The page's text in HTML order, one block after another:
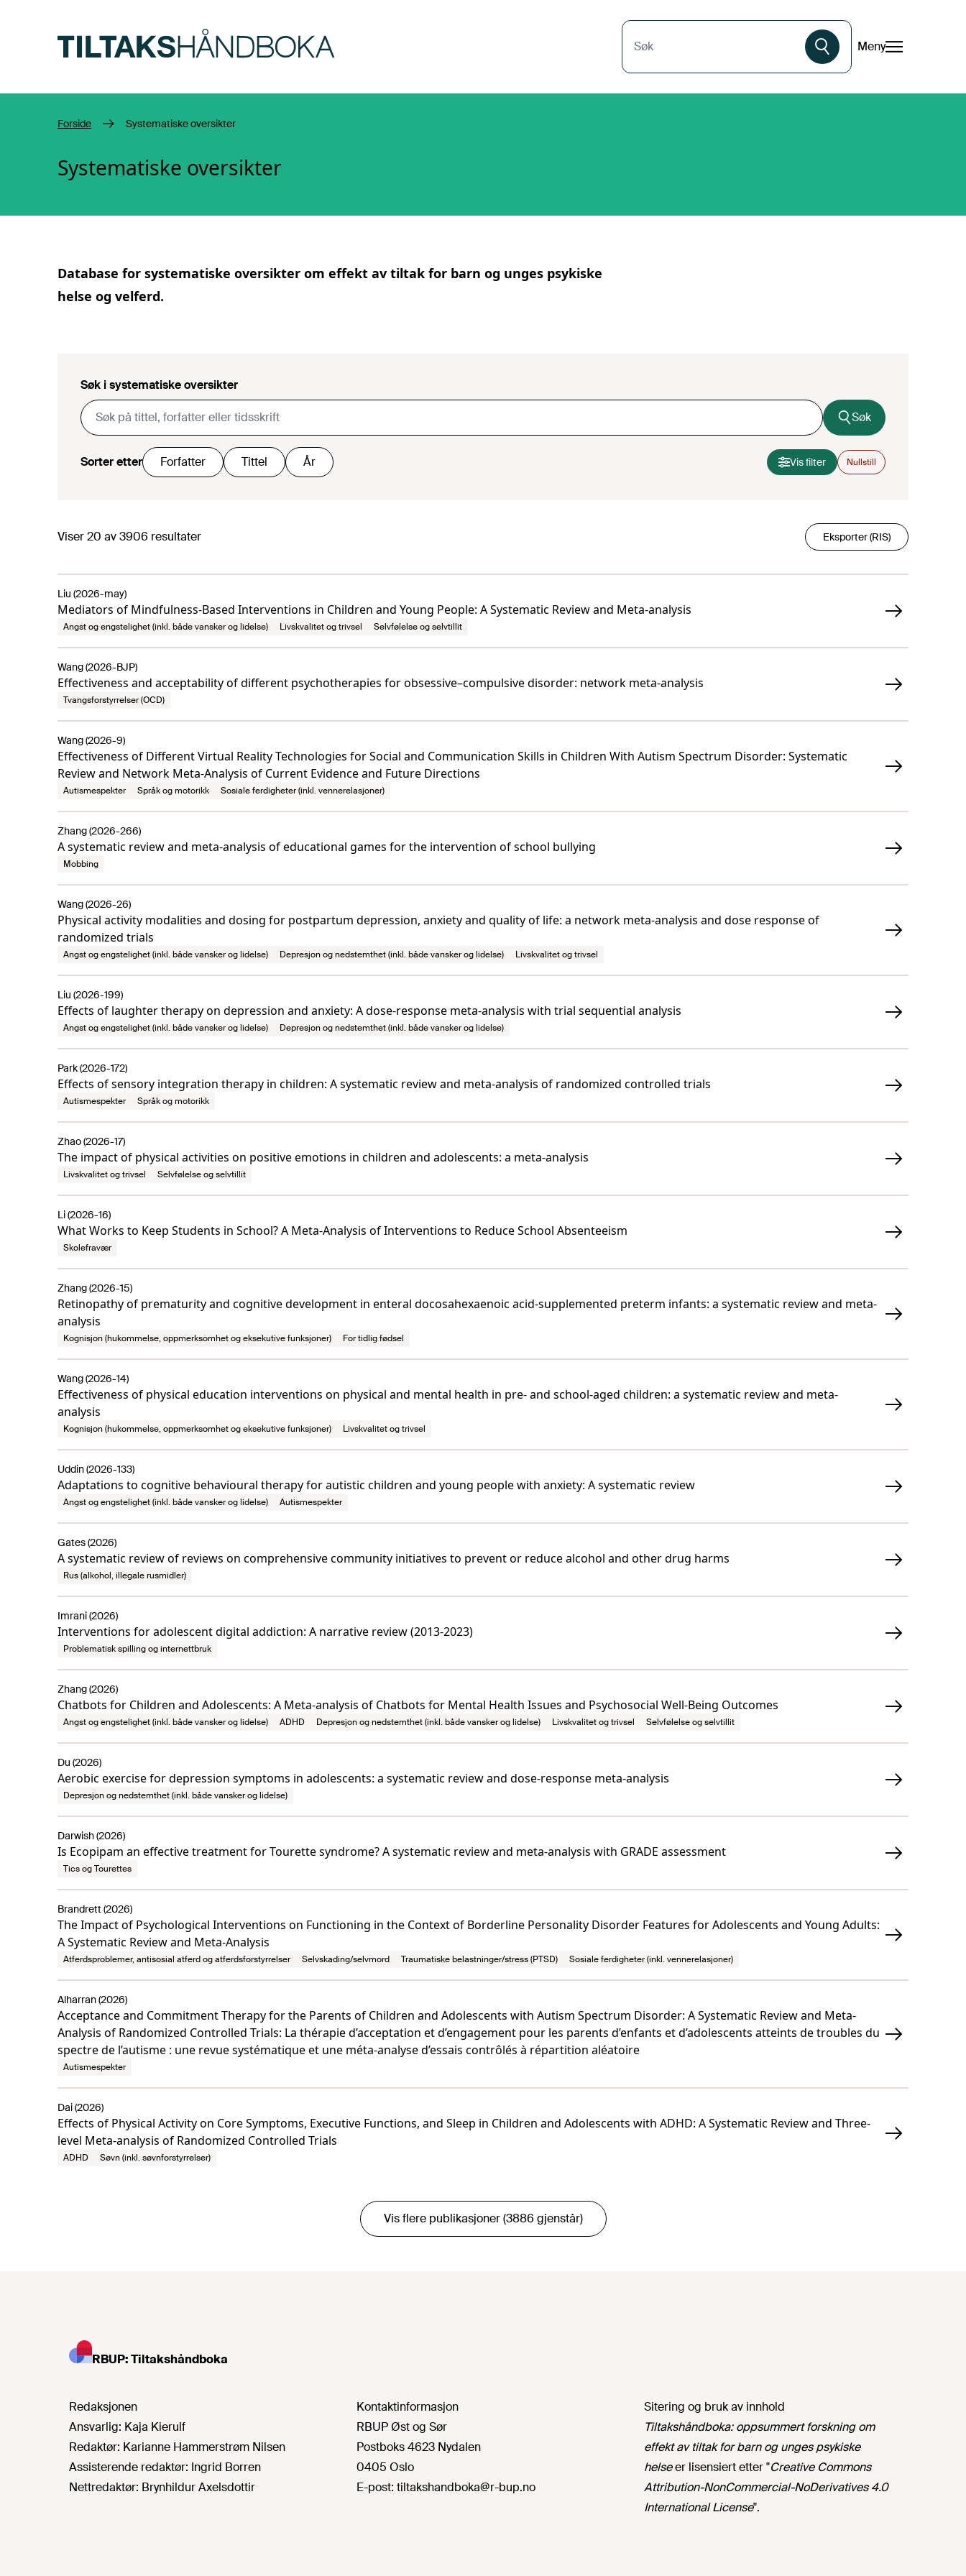
Søk Meny
Forside Systematiske oversikter
Systematiske oversikter
Database for systematiske oversikter om effekt av tiltak for barn og unges psykiske
helse og velferd.
Søk i systematiske oversikter
Søk
Sorter etter Forfatter Tittel År Vis filter Nullstill
Viser20 av3906 resultater Eksporter (RIS)
Mediators of Mindfulness-Based Interventions in Children and Young People: A Systematic Review and Meta-analysis
Liu (2026-may)
Angst og engstelighet (inkl. både vansker og lidelse) Livskvalitet og trivsel Selvfølelse og selvtillit
Effectiveness and acceptability of different psychotherapies for obsessive–compulsive disorder: network meta-analysis
Wang (2026-BJP)
Tvangsforstyrrelser (OCD)
Effectiveness of Different Virtual Reality Technologies for Social and Communication Skills in Children With Autism Spectrum Disorder: Systematic
Review and Network Meta-Analysis of Current Evidence and Future Directions
Wang (2026-9)
Autismespekter Språk og motorikk Sosiale ferdigheter (inkl. vennerelasjoner)
A systematic review and meta-analysis of educational games for the intervention of school bullying
Zhang (2026-266)
Mobbing
Physical activity modalities and dosing for postpartum depression, anxiety and quality of life: a network meta-analysis and dose response of
randomized trials
Wang (2026-26)
Angst og engstelighet (inkl. både vansker og lidelse) Depresjon og nedstemthet (inkl. både vansker og lidelse) Livskvalitet og trivsel
Effects of laughter therapy on depression and anxiety: A dose-response meta-analysis with trial sequential analysis
Liu (2026-199)
Angst og engstelighet (inkl. både vansker og lidelse) Depresjon og nedstemthet (inkl. både vansker og lidelse)
Effects of sensory integration therapy in children: A systematic review and meta-analysis of randomized controlled trials
Park (2026-172)
Autismespekter Språk og motorikk
The impact of physical activities on positive emotions in children and adolescents: a meta-analysis
Zhao (2026-17)
Livskvalitet og trivsel Selvfølelse og selvtillit
What Works to Keep Students in School? A Meta-Analysis of Interventions to Reduce School Absenteeism
Li (2026-16)
Skolefravær
Retinopathy of prematurity and cognitive development in enteral docosahexaenoic acid-supplemented preterm infants: a systematic review and meta-
analysis
Zhang (2026-15)
Kognisjon (hukommelse, oppmerksomhet og eksekutive funksjoner) For tidlig fødsel
Effectiveness of physical education interventions on physical and mental health in pre- and school-aged children: a systematic review and meta-
analysis
Wang (2026-14)
Kognisjon (hukommelse, oppmerksomhet og eksekutive funksjoner) Livskvalitet og trivsel
Adaptations to cognitive behavioural therapy for autistic children and young people with anxiety: A systematic review
Uddin (2026-133)
Angst og engstelighet (inkl. både vansker og lidelse) Autismespekter
A systematic review of reviews on comprehensive community initiatives to prevent or reduce alcohol and other drug harms
Gates (2026)
Rus (alkohol, illegale rusmidler)
Interventions for adolescent digital addiction: A narrative review (2013-2023)
Imrani (2026)
Problematisk spilling og internettbruk
Chatbots for Children and Adolescents: A Meta-analysis of Chatbots for Mental Health Issues and Psychosocial Well-Being Outcomes
Zhang (2026)
Angst og engstelighet (inkl. både vansker og lidelse) ADHD Depresjon og nedstemthet (inkl. både vansker og lidelse) Livskvalitet og trivsel Selvfølelse og selvtillit
Aerobic exercise for depression symptoms in adolescents: a systematic review and dose-response meta-analysis
Du (2026)
Depresjon og nedstemthet (inkl. både vansker og lidelse)
Is Ecopipam an effective treatment for Tourette syndrome? A systematic review and meta-analysis with GRADE assessment
Darwish (2026)
Tics og Tourettes
The Impact of Psychological Interventions on Functioning in the Context of Borderline Personality Disorder Features for Adolescents and Young Adults:
A Systematic Review and Meta-Analysis
Brandrett (2026)
Atferdsproblemer, antisosial atferd og atferdsforstyrrelser Selvskading/selvmord Traumatiske belastninger/stress (PTSD) Sosiale ferdigheter (inkl. vennerelasjoner)
Acceptance and Commitment Therapy for the Parents of Children and Adolescents with Autism Spectrum Disorder: A Systematic Review and Meta-
Analysis of Randomized Controlled Trials: La thérapie d’acceptation et d’engagement pour les parents d’enfants et d’adolescents atteints de troubles du
spectre de l’autisme : une revue systématique et une méta-analyse d’essais contrôlés à répartition aléatoire
Alharran (2026)
Autismespekter
Effects of Physical Activity on Core Symptoms, Executive Functions, and Sleep in Children and Adolescents with ADHD: A Systematic Review and Three-
level Meta-analysis of Randomized Controlled Trials
Dai (2026)
ADHD Søvn (inkl. søvnforstyrrelser)
Vis flere publikasjoner (3886 gjenstår)
RBUP: Tiltakshåndboka
Redaksjonen
Ansvarlig: Kaja Kierulf
Redaktør: Karianne Hammerstrøm Nilsen
Assisterende redaktør: Ingrid Borren
Nettredaktør: Brynhildur Axelsdottir
Kontaktinformasjon
RBUP Øst og Sør
Postboks 4623 Nydalen
0405 Oslo
E-post: tiltakshandboka@r-bup.no
Sitering og bruk av innhold
Tiltakshåndboka: oppsummert forskning om
effekt av tiltak for barn og unges psykiske
helseer lisensiert etter "Creative Commons
Attribution-NonCommercial-NoDerivatives 4.0
International License".